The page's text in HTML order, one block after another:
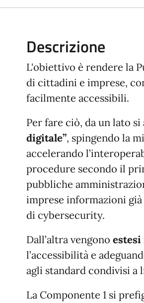
Descrizione
L'obiettivo è rendere la
di cittadini e imprese,
facilmente accessibili.
Per fare ciò, da un lato
digitale”, spingendo la
accelerando
procedure secondo il
pubbliche
imprese informazioni
di cybersecurity.
Dall’altra vengono
l’accessibilità e
agli standard condivisi a
La Componente 1 si